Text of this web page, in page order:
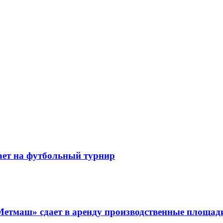
на футбольный турнир
сдает в аренду производственные